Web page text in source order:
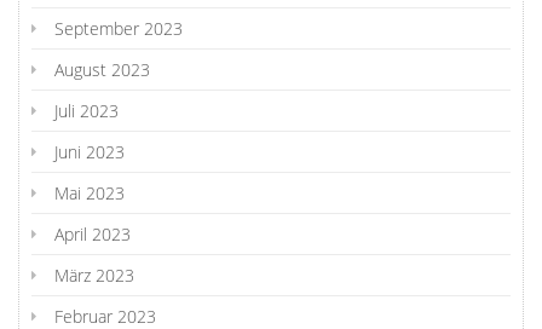
September 2023
August 2023
Juli 2023
Juni 2023
Mai 2023
April 2023
März 2023
Februar 2023